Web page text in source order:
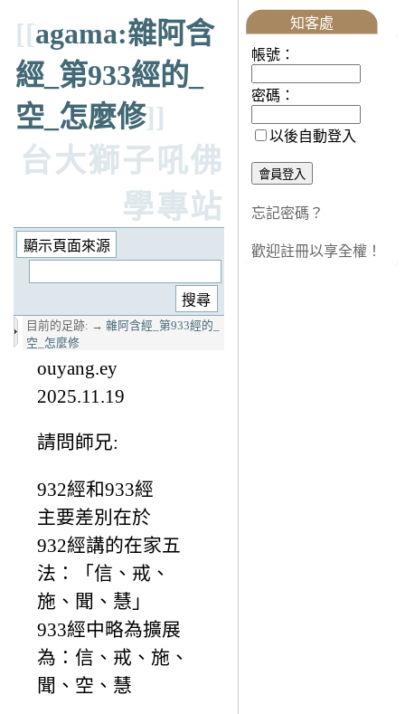
[[agama:雜阿含
經_第933經的_
空_怎麼修]]
台大獅子吼佛
學專站
目前的足跡: → 雜阿含經_第933經的_
空_怎麼修
ouyang.ey
2025.11.19
請問師兄:
932經和933經
主要差別在於
932經講的在家五
法：「信、戒、
施、聞、慧」
933經中略為擴展
為：信、戒、施、
聞、空、慧
知客處
帳號：
密碼：
以後自動登入
忘記密碼？
歡迎註冊以享全權！